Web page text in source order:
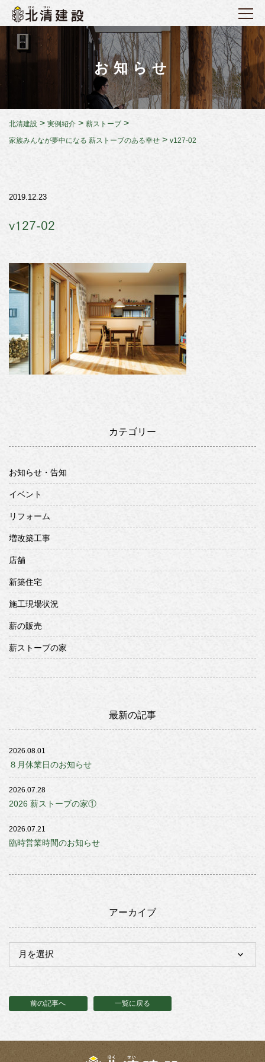
お知らせ
北清建設 > 実例紹介 > 薪ストーブ >
家族みんなが夢中になる 薪ストーブのある幸せ > v127-02
2019.12.23
v127-02
カテゴリー
お知らせ・告知
イベント
リフォーム
増改築工事
店舗
新築住宅
施工現場状況
薪の販売
薪ストーブの家
最新の記事
2026.08.01
８月休業日のお知らせ
2026.07.28
2026 薪ストーブの家①
2026.07.21
臨時営業時間のお知らせ
アーカイブ
前の記事へ 一覧に戻る